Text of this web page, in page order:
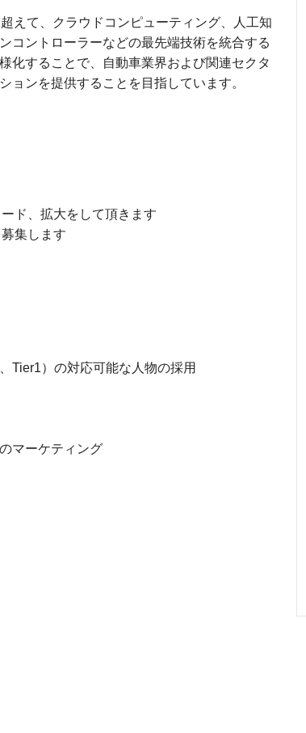
えて、クラウドコンピューティング、人工知
コントローラーなどの最先端技術を統合する
化することで、自動車業界および関連セクタ
ョンを提供することを目指しています。
ド、拡大をして頂きます
集します
Tier1）の対応可能な人物の採用
マーケティング